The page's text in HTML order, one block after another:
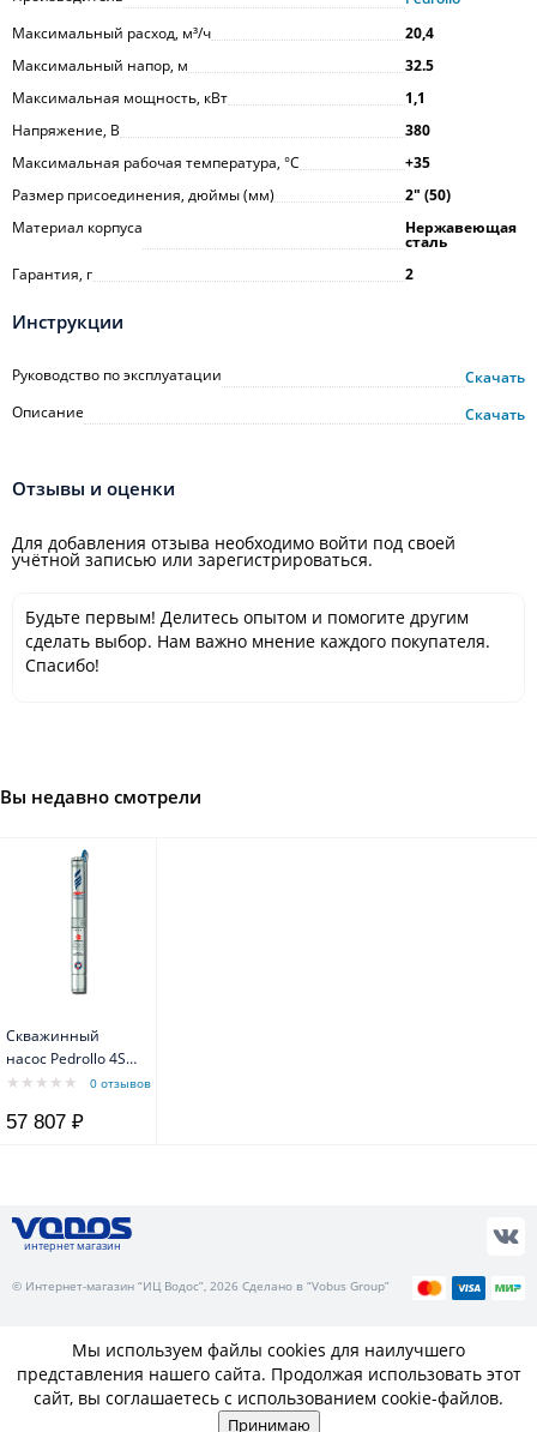
Максимальный расход, м³/ч
20,4
Максимальный напор, м
32.5
Максимальная мощность, кВт
1,1
Напряжение, В
380
Максимальная рабочая температура, °С
+35
Размер присоединения, дюймы (мм)
2ʺ (50)
Материал корпуса
Нержавеющая
сталь
Гарантия, г
2
Инструкции
Руководство по эксплуатации
Скачать
Описание
Скачать
Отзывы и оценки
Для добавления отзыва необходимо войти под своей
учётной записью или зарегистрироваться.
Будьте первым! Делитесь опытом и помогите другим
сделать выбор. Нам важно мнение каждого покупателя.
Спасибо!
Вы недавно смотрели
Скважинный
насос Pedrollo 4SR
15/6 N-PD с
двигателем 4PD
0 отзывов
57 807 ₽
интернет магазин
© Интернет-магазин “ИЦ Водос”, 2026 Сделано в “Vobus Group”
Мы используем файлы cookies для наилучшего
представления нашего сайта. Продолжая использовать этот
сайт, вы соглашаетесь с использованием cookie-файлов.
Принимаю